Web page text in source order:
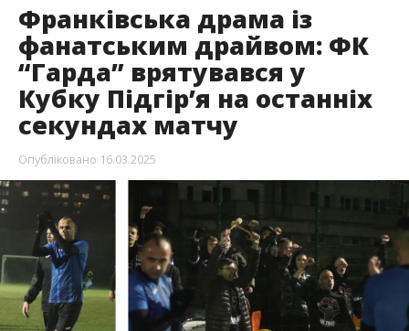
Франківська драма із
фанатським драйвом: ФК
“Гарда” врятувався у
Кубку Підгір’я на останніх
секундах матчу
Опубліковано 16.03.2025